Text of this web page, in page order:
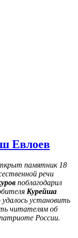
Евлоев
памятник 18
речи
поблагодарил
Курейша
удалось установить
читателям об
России.